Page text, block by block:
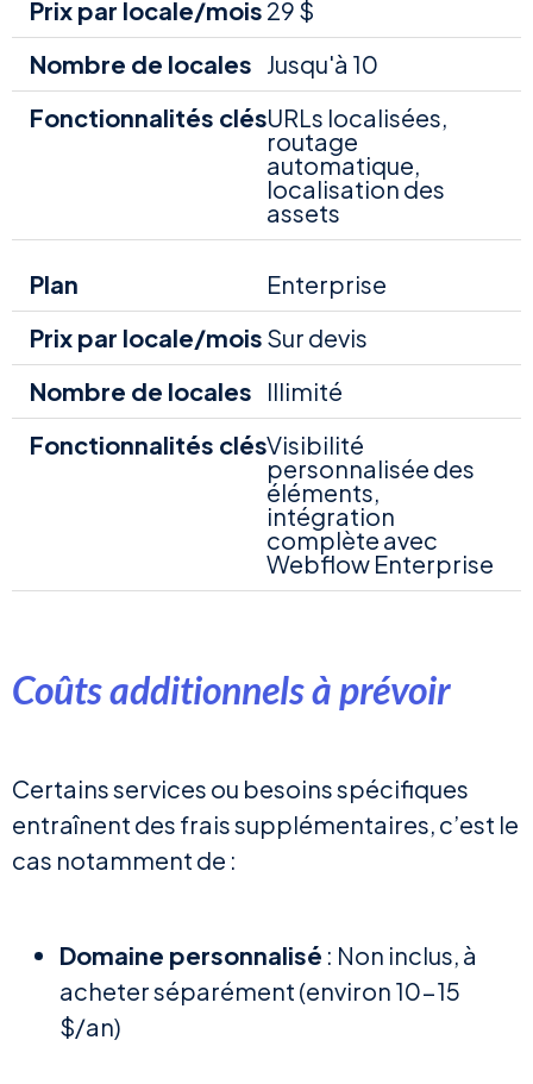
29 $
Jusqu'à 10
URLs localisées,
routage
automatique,
localisation des
assets
Enterprise
Sur devis
Illimité
Visibilité
personnalisée des
éléments,
intégration
complète avec
Webflow Enterprise
Coûts additionnels à prévoir
Certains services ou besoins spécifiques
entraînent des frais supplémentaires, c’est le
cas notamment de :
Domaine personnalisé : Non inclus, à
acheter séparément (environ 10-15
$/an)